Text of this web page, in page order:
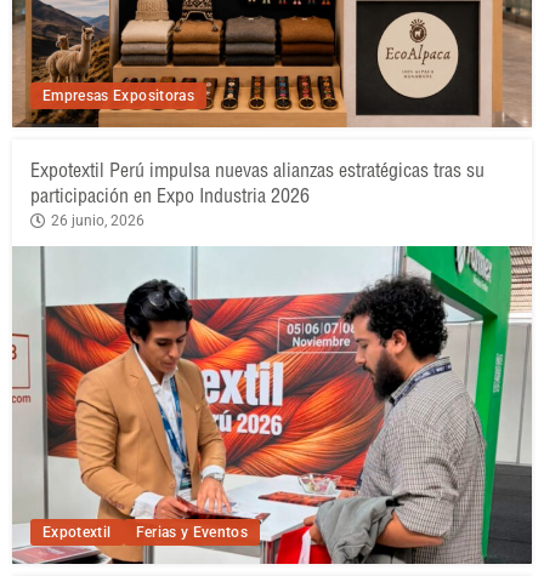
Empresas Expositoras
Expotextil Ferias y Eventos
Expotextil Perú impulsa nuevas alianzas estratégicas tras su
participación en Expo Industria 2026
26 junio, 2026